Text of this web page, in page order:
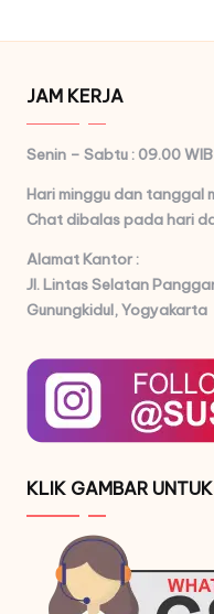
JAM KERJA
Senin – Sabtu : 09.00
Hari minggu dan tanggal
Chat dibalas pada hari
Alamat Kantor :
Jl. Lintas Selatan
Gunungkidul, Yogyakarta
KLIK GAMBAR